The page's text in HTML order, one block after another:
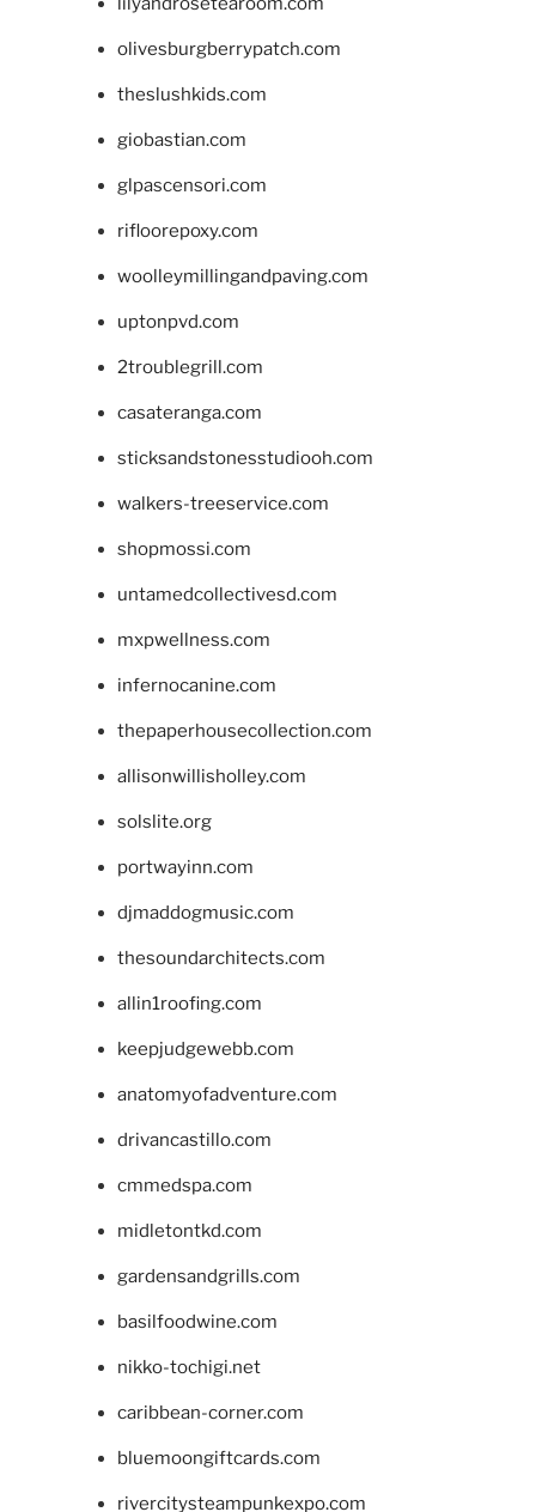
olivesburgberrypatch.com
theslushkids.com
giobastian.com
glpascensori.com
rifloorepoxy.com
woolleymillingandpaving.com
uptonpvd.com
2troublegrill.com
casateranga.com
sticksandstonesstudiooh.com
walkers-treeservice.com
shopmossi.com
untamedcollectivesd.com
mxpwellness.com
infernocanine.com
thepaperhousecollection.com
allisonwillisholley.com
solslite.org
portwayinn.com
djmaddogmusic.com
thesoundarchitects.com
allin1roofing.com
keepjudgewebb.com
anatomyofadventure.com
drivancastillo.com
cmmedspa.com
midletontkd.com
gardensandgrills.com
basilfoodwine.com
nikko-tochigi.net
caribbean-corner.com
bluemoongiftcards.com
rivercitysteampunkexpo.com